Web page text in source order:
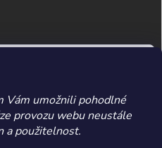
Vám umožnili pohodlné
provozu webu neustále
a použitelnost.
ochrany osobních údajů